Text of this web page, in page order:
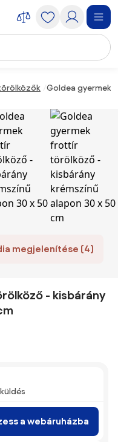
Goldea gyermek
megjelenítése (4)
- kisbárány
a webáruházba